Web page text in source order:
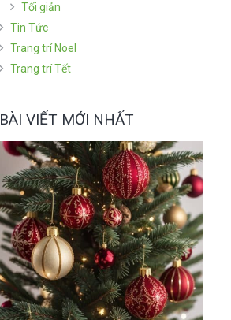
Tối giản
Tin Tức
Trang trí Noel
Trang trí Tết
BÀI VIẾT MỚI NHẤT